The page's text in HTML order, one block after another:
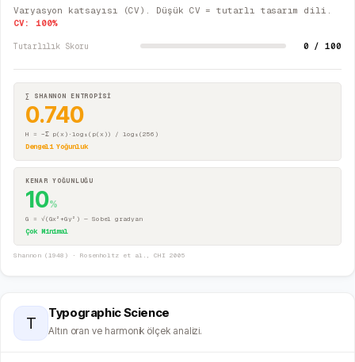
Varyasyon katsayısı (CV). Düşük CV = tutarlı tasarım dili.
CV: 100%
Tutarlılık Skoru 0 / 100
∑ SHANNON ENTROPİSİ
0.740
H = −Σ p(x)·log₂(p(x)) / log₂(256)
Dengeli Yoğunluk
KENAR YOĞUNLUĞU
10%
G = √(Gx²+Gy²) — Sobel gradyan
Çok Minimal
Shannon (1948) · Rosenholtz et al., CHI 2005
T
Typographic Science
Altın oran ve harmonik ölçek analizi.